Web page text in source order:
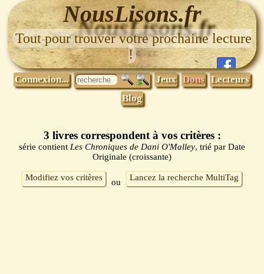
NousLisons.fr
Tout pour trouver votre prochaine lecture
!
Connexion... Jeux Dons Lecteurs
Blog
3 livres correspondent à vos critères :
série contient Les Chroniques de Dani O'Malley, trié par Date
Originale (croissante)
Modifiez vos critères ou Lancez la recherche MultiTag